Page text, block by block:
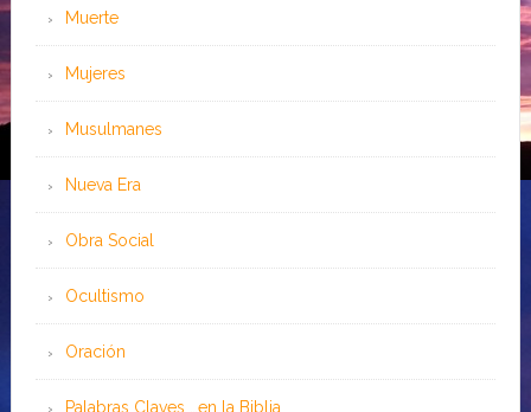
Muerte
Mujeres
Musulmanes
Nueva Era
Obra Social
Ocultismo
Oración
Palabras Claves …en la Biblia